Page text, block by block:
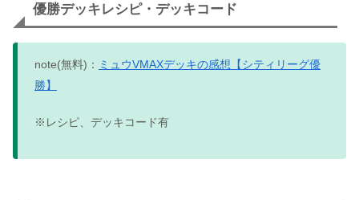
優勝デッキレシピ・デッキコード
note(無料)： ミュウVMAXデッキの感想【シティリーグ優
勝】
※レシピ、デッキコード有